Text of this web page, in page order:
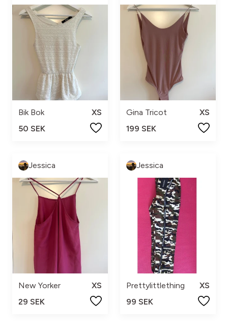
Bik Bok
XS
50 SEK
Gina Tricot
XS
199 SEK
Jessica
New Yorker
XS
29 SEK
Jessica
Prettylittlething
XS
99 SEK